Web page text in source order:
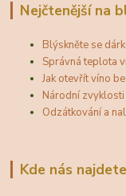
Nejčtenější na
Blýskněte se
Správná teplota
Jak otevřít víno
Národní
Odzátkování a
Kde nás najdete